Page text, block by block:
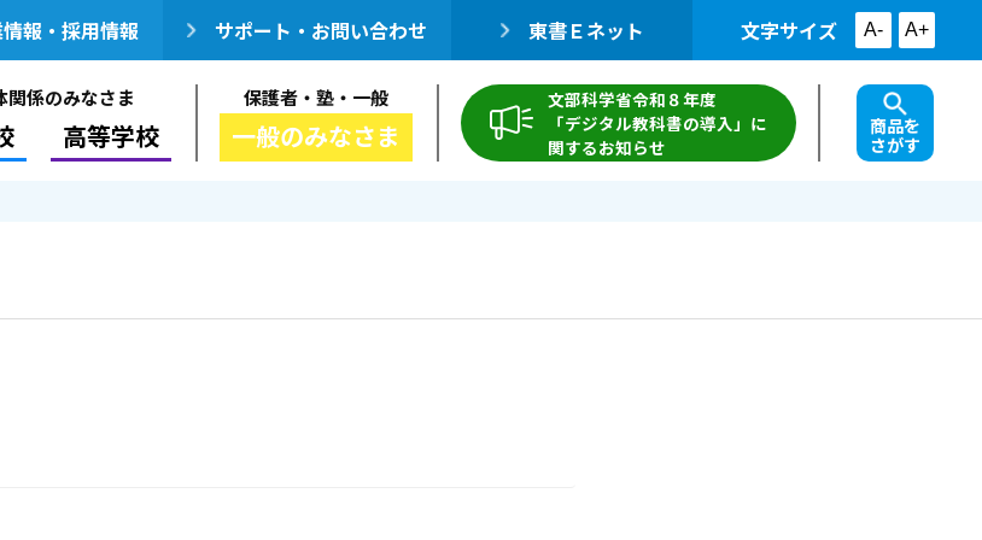
報・採用情報 サポート・お問い合わせ 東書Ｅネット 文字サイズ A- A+
関係のみなさま
高等学校
保護者・塾・一般
一般のみなさま
文部科学省令和８年度
「デジタル教科書の導入」に
関するお知らせ
商品を
さがす